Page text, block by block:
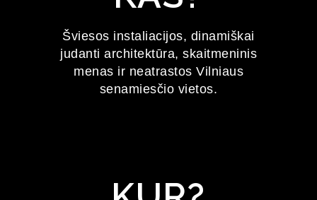
FESTIVALIS
2027 m. sausio 22–24 d.
Šviesos instaliacijos, dinamiškai
judanti architektūra, skaitmeninis
menas ir neatrastos Vilniaus
senamiesčio vietos.